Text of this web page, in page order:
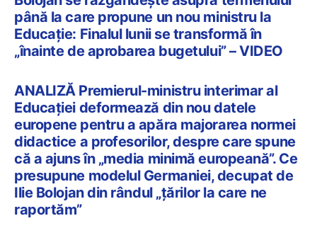
până la care propune un nou ministru la
Educație: Finalul lunii se transformă în
„înainte de aprobarea bugetului” – VIDEO
ANALIZĂ Premierul-ministru interimar al
Educației deformează din nou datele
europene pentru a apăra majorarea normei
didactice a profesorilor, despre care spune
că a ajuns în „media minimă europeană”. Ce
presupune modelul Germaniei, decupat de
Ilie Bolojan din rândul „țărilor la care ne
raportăm”